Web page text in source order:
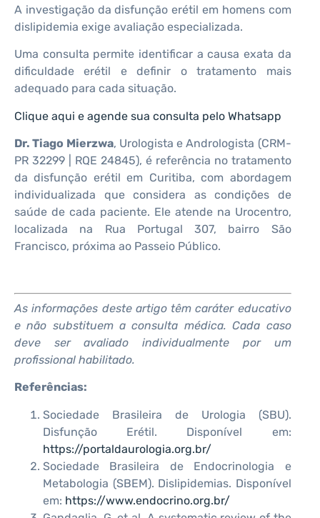
A investigação da disfunção erétil em homens com
dislipidemia exige avaliação especializada.
Uma consulta permite identificar a causa exata da
dificuldade erétil e definir o tratamento mais
adequado para cada situação.
Clique aqui e agende sua consulta pelo Whatsapp
Dr. Tiago Mierzwa, Urologista e Andrologista (CRM-
PR 32299 | RQE 24845), é referência no tratamento
da disfunção erétil em Curitiba, com abordagem
individualizada que considera as condições de
saúde de cada paciente. Ele atende na Urocentro,
localizada na Rua Portugal 307, bairro São
Francisco, próxima ao Passeio Público.
As informações deste artigo têm caráter educativo
e não substituem a consulta médica. Cada caso
deve ser avaliado individualmente por um
profissional habilitado.
Referências:
Sociedade Brasileira de Urologia (SBU).
Disfunção Erétil. Disponível em:
https://portaldaurologia.org.br/
Sociedade Brasileira de Endocrinologia e
Metabologia (SBEM). Dislipidemias. Disponível
em: https://www.endocrino.org.br/